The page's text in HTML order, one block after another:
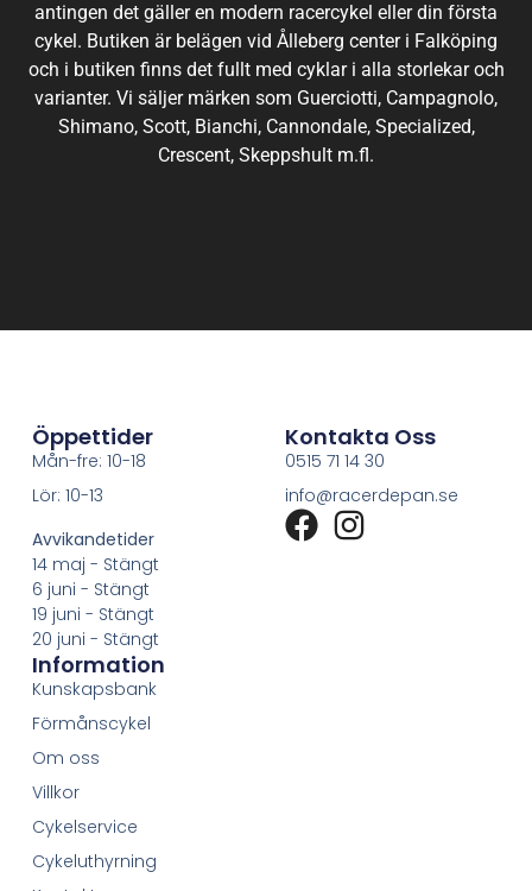
antingen det gäller en modern racercykel eller din första
cykel. Butiken är belägen vid Ålleberg center i Falköping
och i butiken finns det fullt med cyklar i alla storlekar och
varianter. Vi säljer märken som Guerciotti, Campagnolo,
Shimano, Scott, Bianchi, Cannondale, Specialized,
Crescent, Skeppshult m.fl.
Öppettider
Mån-fre: 10-18
Lör: 10-13
Avvikandetider
14 maj - Stängt
6 juni - Stängt
19 juni - Stängt
20 juni - Stängt
Kontakta Oss
0515 71 14 30
info@racerdepan.se
Information
Kunskapsbank
Förmånscykel
Om oss
Villkor
Cykelservice
Cykeluthyrning